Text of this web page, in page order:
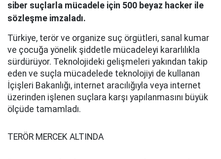
siber suçlarla mücadele için 500 beyaz hacker ile
sözleşme imzaladı.
Türkiye, terör ve organize suç örgütleri, sanal kumar
ve çocuğa yönelik şiddetle mücadeleyi kararlılıkla
sürdürüyor. Teknolojideki gelişmeleri yakından takip
eden ve suçla mücadelede teknolojiyi de kullanan
İçişleri Bakanlığı, internet aracılığıyla veya internet
üzerinden işlenen suçlara karşı yapılanmasını büyük
ölçüde tamamladı.
TERÖR MERCEK ALTINDA